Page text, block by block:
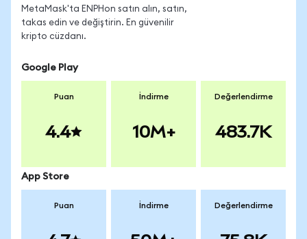
MetaMask'ta ENPHon satın alın, satın,
takas edin ve değiştirin. En güvenilir
kripto cüzdanı.
Google Play
Puan
4.4
İndirme
10M+
Değerlendirme
483.7K
App Store
Puan İndirme Değerlendirme